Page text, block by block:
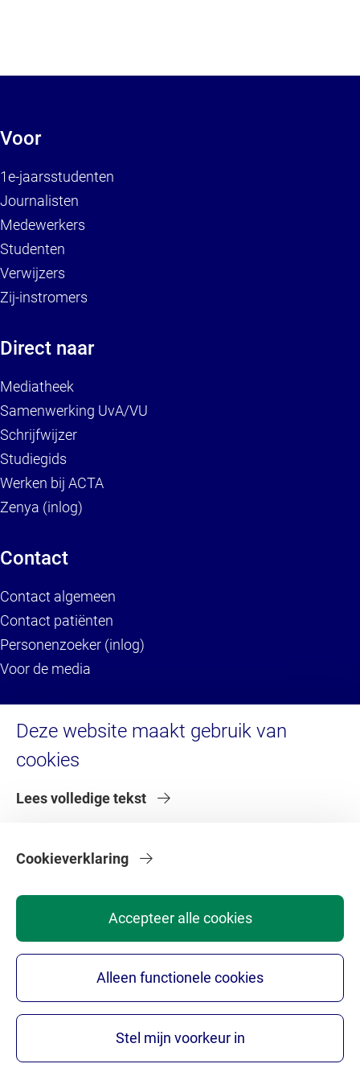
Deze website maakt gebruik van
cookies
Lees volledige tekst
Accepteer alle cookies
Alleen functionele cookies
Stel mijn voorkeur in
Cookieverklaring
Voor
1e-jaarsstudenten
Journalisten
Medewerkers
Studenten
Verwijzers
Zij-instromers
Direct naar
Mediatheek
Samenwerking UvA/VU
Schrijfwijzer
Studiegids
Werken bij ACTA
Zenya (inlog)
Contact
Contact algemeen
Contact patiënten
Personenzoeker (inlog)
Voor de media
Service
Brandportal/Huisstijl (inlog)
Servicedesk IT
Serviceportaal VU (voor externen)
Privacy statementDisclaimerColofon ACTA.nlCookie Settings
Copyright © 2026 - Academisch Centrum Tandheelkunde
Amsterdam - ACTA is een samenwerkingsverband van VU en
UvA